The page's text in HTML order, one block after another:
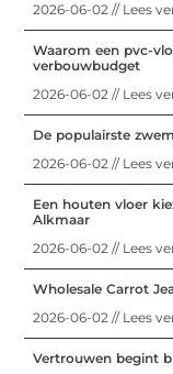
2026-06-02 // Lees
Waarom een pvc-
verbouwbudget
2026-06-02 // Lees
De populairste
2026-06-02 // Lees
Een houten vloer
Alkmaar
2026-06-02 // Lees
Wholesale Carrot
2026-06-02 // Lees
Vertrouwen begint